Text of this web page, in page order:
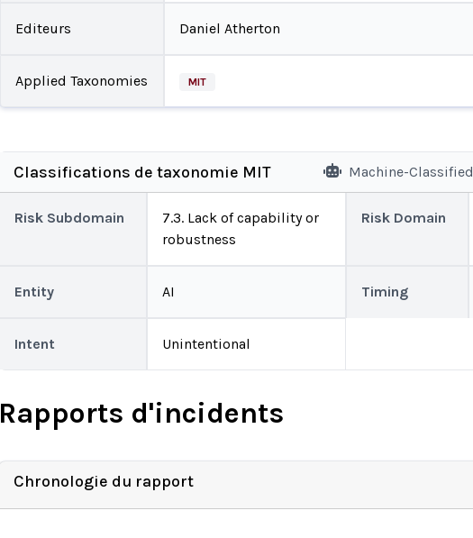
Editeurs Daniel Atherton
Applied Taxonomies MIT
Classifications de taxonomie MIT Machine-Classified
Risk Subdomain
7.3. Lack of capability or
robustness
Risk Domain
Entity AI Timing
Intent Unintentional
Rapports d'incidents
Chronologie du rapport